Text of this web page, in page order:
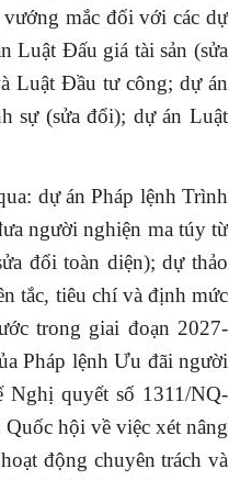
mắc đối với các dự
Luật Đấu giá tài sản (sửa
Luật Đầu tư công; dự án
sự (sửa đổi); dự án Luật
dự án Pháp lệnh Trình
người nghiện ma túy từ
đổi toàn diện); dự thảo
tắc, tiêu chí và định mức
trong giai đoạn 2027-
Pháp lệnh Ưu đãi người
Nghị quyết số 1311/NQ-
hội về việc xét nâng
động chuyên trách và